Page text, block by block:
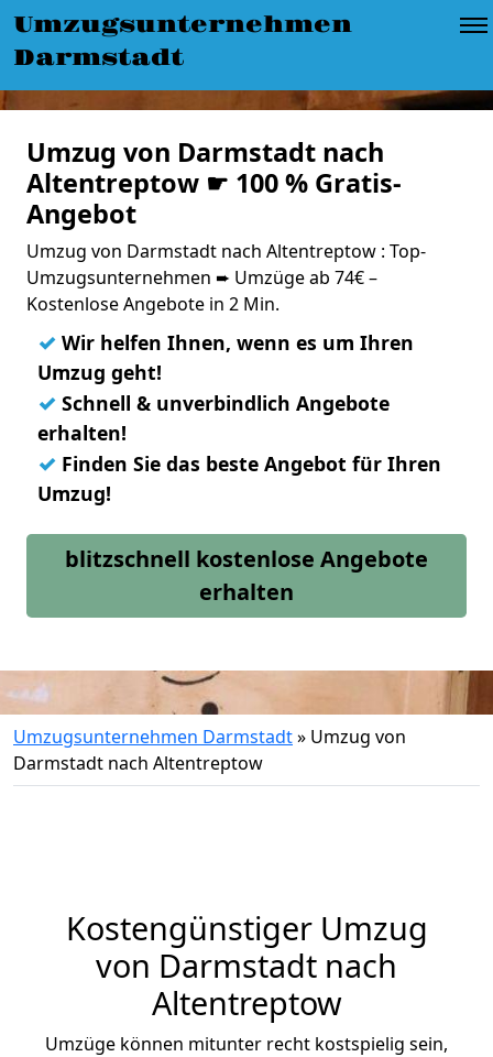
Umzugsunternehmen
Darmstadt
Umzug von Darmstadt nach
Altentreptow ☛ 100 % Gratis-
Angebot
Umzug von Darmstadt nach Altentreptow : Top-
Umzugsunternehmen ➨ Umzüge ab 74€ –
Kostenlose Angebote in 2 Min.
✓ Wir helfen Ihnen, wenn es um Ihren
Umzug geht!
✓ Schnell & unverbindlich Angebote
erhalten!
✓ Finden Sie das beste Angebot für Ihren
Umzug!
blitzschnell kostenlose Angebote
erhalten
Umzugsunternehmen Darmstadt» Umzug von
Darmstadt nach Altentreptow
Kostengünstiger Umzug
von Darmstadt nach
Altentreptow
Umzüge können mitunter recht kostspielig sein,